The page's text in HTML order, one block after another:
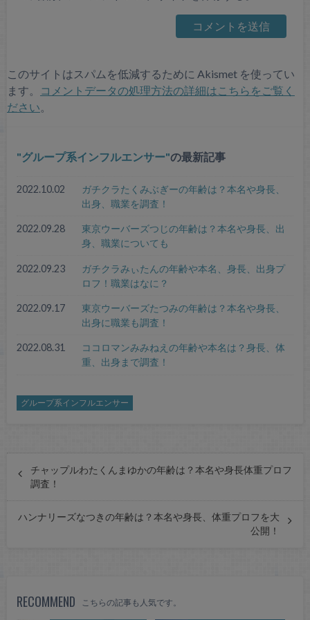
このサイトはスパムを低減するために Akismet を使ってい
ます。
コメントデータの処理方法の詳細はこちらをご覧く
ださい。
グループ系インフルエンサー の最新記事
2022.10.02
ガチクラたくみぶぎーの年齢は？本名や身長、
出身、職業を調査！
2022.09.28
東京ウーバーズつじの年齢は？本名や身長、出
身、職業についても
2022.09.23
ガチクラみぃたんの年齢や本名、身長、出身プ
ロフ！職業はなに？
2022.09.17
東京ウーバーズたつみの年齢は？本名や身長、
出身に職業も調査！
2022.08.31
ココロマンみみねえの年齢や本名は？身長、体
重、出身まで調査！
グループ系インフルエンサー
チャップルわたくんまゆかの年齢は？本名や身長体重プロフ
調査！
ハンナリーズなつきの年齢は？本名や身長、体重プロフを大
公開！
RECOMMEND こちらの記事も人気です。